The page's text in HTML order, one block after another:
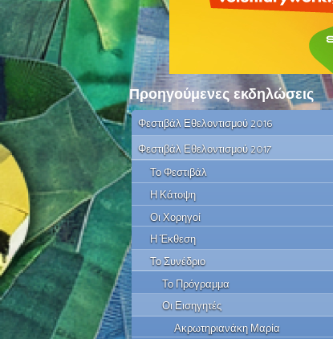
Προηγούμενες εκδηλώσεις
Φεστιβάλ Εθελοντισμού 2016
Φεστιβάλ Εθελοντισμού 2017
Το Φεστιβάλ
Η Κάτοψη
Οι Χορηγοί
Η Έκθεση
Το Συνέδριο
Το Πρόγραμμα
Οι Εισηγητές
Ακρωτηριανάκη Μαρία